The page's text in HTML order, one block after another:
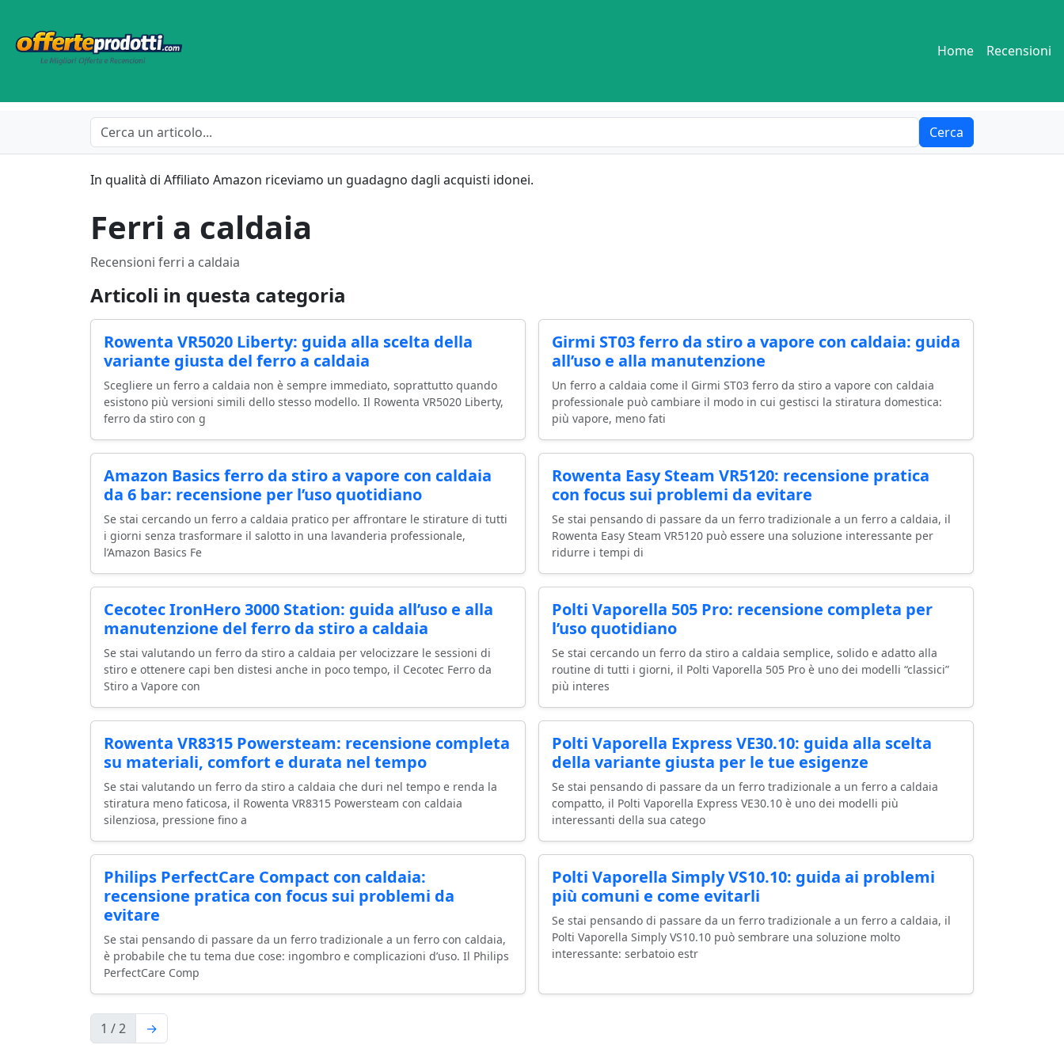
Home Recensioni
Cerca
In qualità di Affiliato Amazon riceviamo un guadagno dagli acquisti idonei.
Ferri a caldaia
Recensioni ferri a caldaia
Articoli in questa categoria
Rowenta VR5020 Liberty: guida alla scelta della
variante giusta del ferro a caldaia
Scegliere un ferro a caldaia non è sempre immediato, soprattutto quando
esistono più versioni simili dello stesso modello. Il Rowenta VR5020 Liberty,
ferro da stiro con g
Girmi ST03 ferro da stiro a vapore con caldaia: guida
all’uso e alla manutenzione
Un ferro a caldaia come il Girmi ST03 ferro da stiro a vapore con caldaia
professionale può cambiare il modo in cui gestisci la stiratura domestica:
più vapore, meno fati
Amazon Basics ferro da stiro a vapore con caldaia
da 6 bar: recensione per l’uso quotidiano
Se stai cercando un ferro a caldaia pratico per affrontare le stirature di tutti
i giorni senza trasformare il salotto in una lavanderia professionale,
l’Amazon Basics Fe
Rowenta Easy Steam VR5120: recensione pratica
con focus sui problemi da evitare
Se stai pensando di passare da un ferro tradizionale a un ferro a caldaia, il
Rowenta Easy Steam VR5120 può essere una soluzione interessante per
ridurre i tempi di
Cecotec IronHero 3000 Station: guida all’uso e alla
manutenzione del ferro da stiro a caldaia
Se stai valutando un ferro da stiro a caldaia per velocizzare le sessioni di
stiro e ottenere capi ben distesi anche in poco tempo, il Cecotec Ferro da
Stiro a Vapore con
Polti Vaporella 505 Pro: recensione completa per
l’uso quotidiano
Se stai cercando un ferro da stiro a caldaia semplice, solido e adatto alla
routine di tutti i giorni, il Polti Vaporella 505 Pro è uno dei modelli “classici”
più interes
Rowenta VR8315 Powersteam: recensione completa
su materiali, comfort e durata nel tempo
Se stai valutando un ferro da stiro a caldaia che duri nel tempo e renda la
stiratura meno faticosa, il Rowenta VR8315 Powersteam con caldaia
silenziosa, pressione fino a
Polti Vaporella Express VE30.10: guida alla scelta
della variante giusta per le tue esigenze
Se stai pensando di passare da un ferro tradizionale a un ferro a caldaia
compatto, il Polti Vaporella Express VE30.10 è uno dei modelli più
interessanti della sua catego
Philips PerfectCare Compact con caldaia:
recensione pratica con focus sui problemi da
evitare
Se stai pensando di passare da un ferro tradizionale a un ferro con caldaia,
è probabile che tu tema due cose: ingombro e complicazioni d’uso. Il Philips
PerfectCare Comp
Polti Vaporella Simply VS10.10: guida ai problemi
più comuni e come evitarli
Se stai pensando di passare da un ferro tradizionale a un ferro a caldaia, il
Polti Vaporella Simply VS10.10 può sembrare una soluzione molto
interessante: serbatoio estr
1 / 2 →